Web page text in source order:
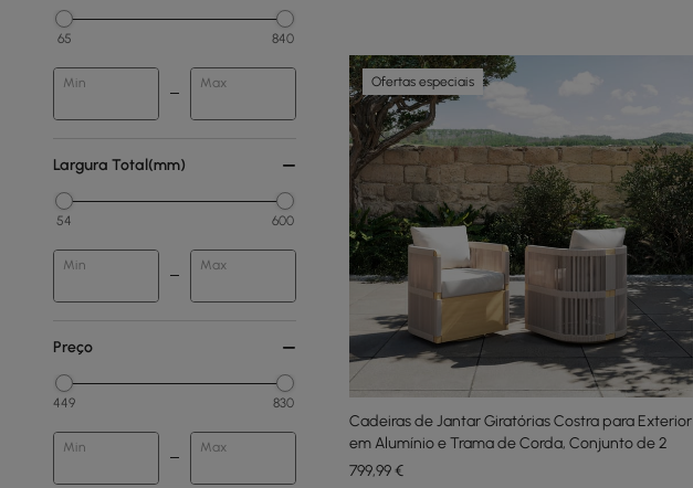
65 840
Min Max
Largura Total(mm)
54 600
Min Max
Preço
449 830
Min Max
Ofertas especiais
Cadeiras de Jantar Giratórias Costra para Exterior
em Alumínio e Trama de Corda, Conjunto de 2
799,99€